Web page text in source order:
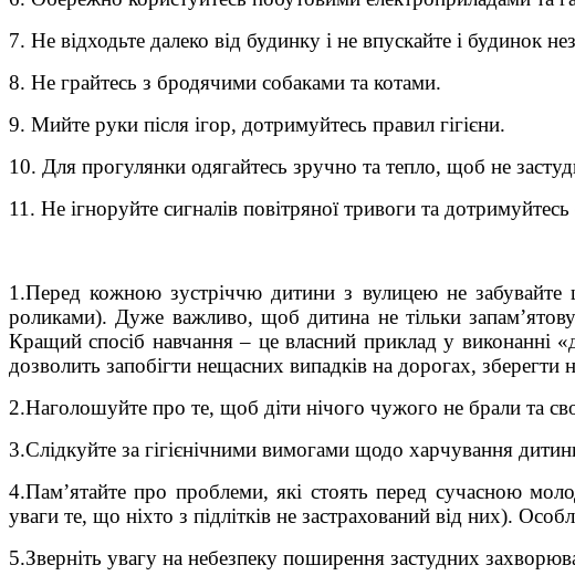
7. Не відходьте далеко від будинку і не впускайте і будинок
8. Не грайтесь з бродячими собаками та котами.
9. Мийте руки після ігор, дотримуйтесь правил гігієни.
10. Для прогулянки одягайтесь зручно та тепло, щоб не
11. Не ігноруйте сигналів повітряної тривоги та
1.Перед кожною зустріччю дитини з вулицею не забувайте
роликами). Дуже важливо, щоб дитина не тільки
Кращий спосіб навчання – це власний приклад у виконанні
дозволить запобігти нещасних випадків на дорогах,
2.Наголошуйте про те, щоб діти нічого чужого не брали та
3.Слідкуйте за гігієнічними вимогами щодо харчування
4.Пам’ятайте про проблеми, які стоять перед сучасною
уваги те, що ніхто з підлітків не застрахований від них).
5.Зверніть увагу на небезпеку поширення застудних